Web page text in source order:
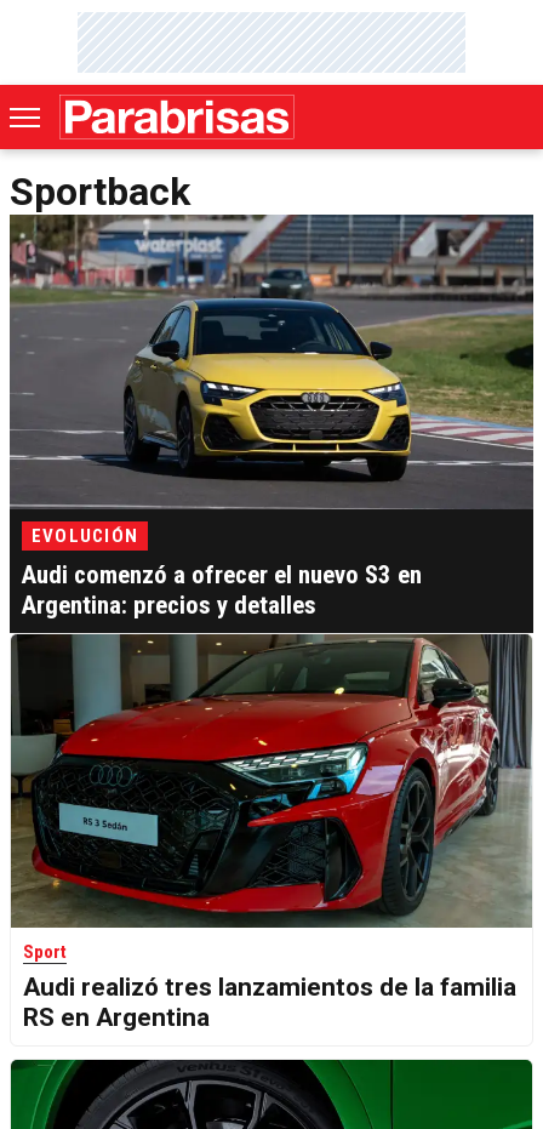
Sportback
EVOLUCIÓN
Audi comenzó a ofrecer el nuevo S3 en
Argentina: precios y detalles
Sport
Audi realizó tres lanzamientos de la familia
RS en Argentina